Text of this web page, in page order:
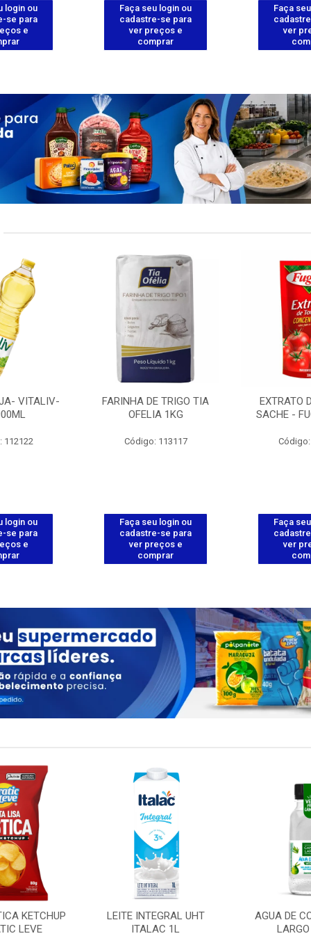
login ou
se para
e
Faça seu login ou
cadastre-se para
ver preços e
comprar
Faça
ver
VITALIV-
112122
login ou
se para
e
FARINHA DE TRIGO TIA
OFELIA 1KG
Código: 113117
Faça seu login ou
cadastre-se para
ver preços e
comprar
EXTRATO
SACHE -
Faça
ver
KETCHUP
LEVE
LEITE INTEGRAL UHT
ITALAC 1L
AGUA DE